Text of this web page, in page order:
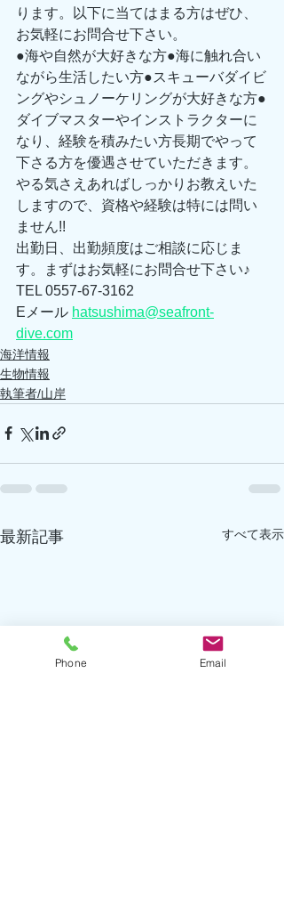
ります。以下に当てはまる方はぜひ、
お気軽にお問合せ下さい。
●海や自然が大好きな方●海に触れ合い
ながら生活したい方●スキューバダイビ
ングやシュノーケリングが大好きな方●
ダイブマスターやインストラクターに
なり、経験を積みたい方長期でやって
下さる方を優遇させていただきます。
やる気さえあればしっかりお教えいた
しますので、資格や経験は特には問い
ません!!
出勤日、出勤頻度はご相談に応じま
す。まずはお気軽にお問合せ下さい♪
TEL 0557-67-3162
Eメール hatsushima@seafront-
dive.com
海洋情報
生物情報
執筆者/山岸
最新記事 すべて表示
Phone Email